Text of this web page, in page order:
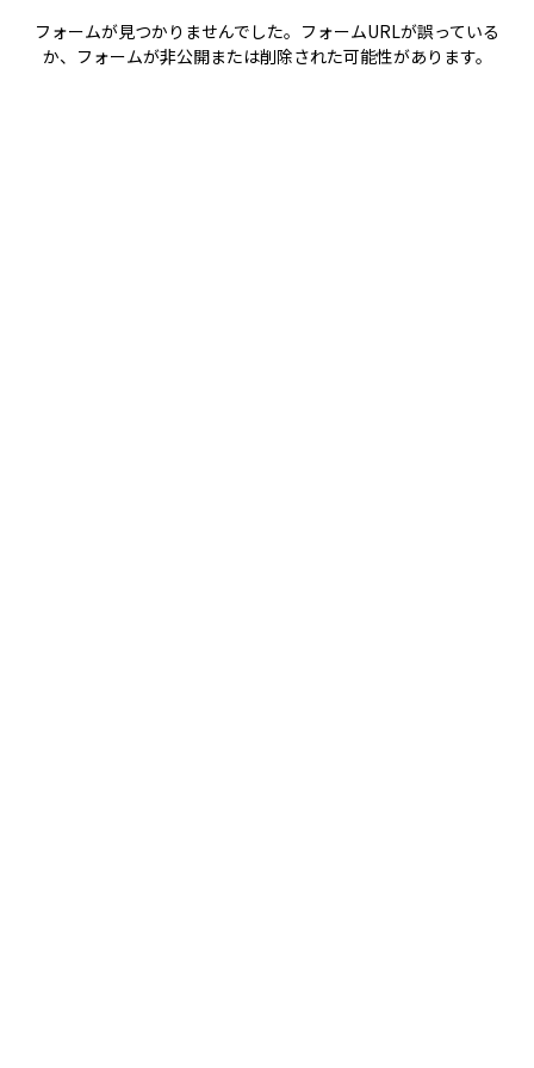
フォームが見つかりませんでした。フォームURLが誤っている
か、フォームが非公開または削除された可能性があります。